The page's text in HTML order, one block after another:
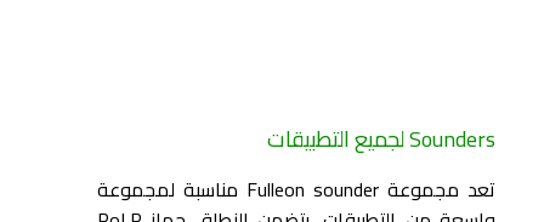
Sounders لجميع التطبيقات
تعد مجموعة Fulleon sounder مناسبة لمجموعة